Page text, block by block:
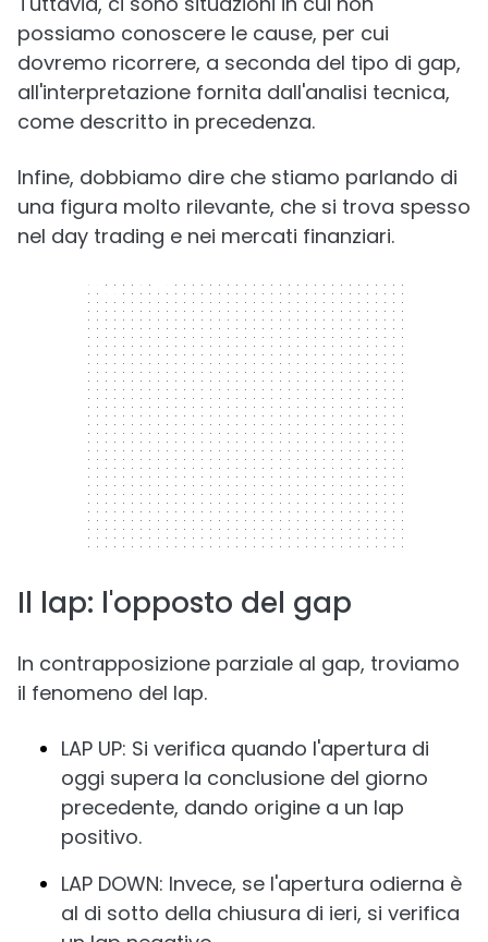
possiamo conoscere le cause, per cui
dovremo ricorrere, a seconda del tipo di gap,
all'interpretazione fornita dall'analisi tecnica,
come descritto in precedenza.
Infine, dobbiamo dire che stiamo parlando di
una figura molto rilevante, che si trova spesso
nel day trading e nei mercati finanziari.
300 x 250
Il lap: l'opposto del gap
In contrapposizione parziale al gap, troviamo
il fenomeno del lap.
LAP UP: Si verifica quando l'apertura di
oggi supera la conclusione del giorno
precedente, dando origine a un lap
positivo.
LAP DOWN: Invece, se l'apertura odierna è
al di sotto della chiusura di ieri, si verifica